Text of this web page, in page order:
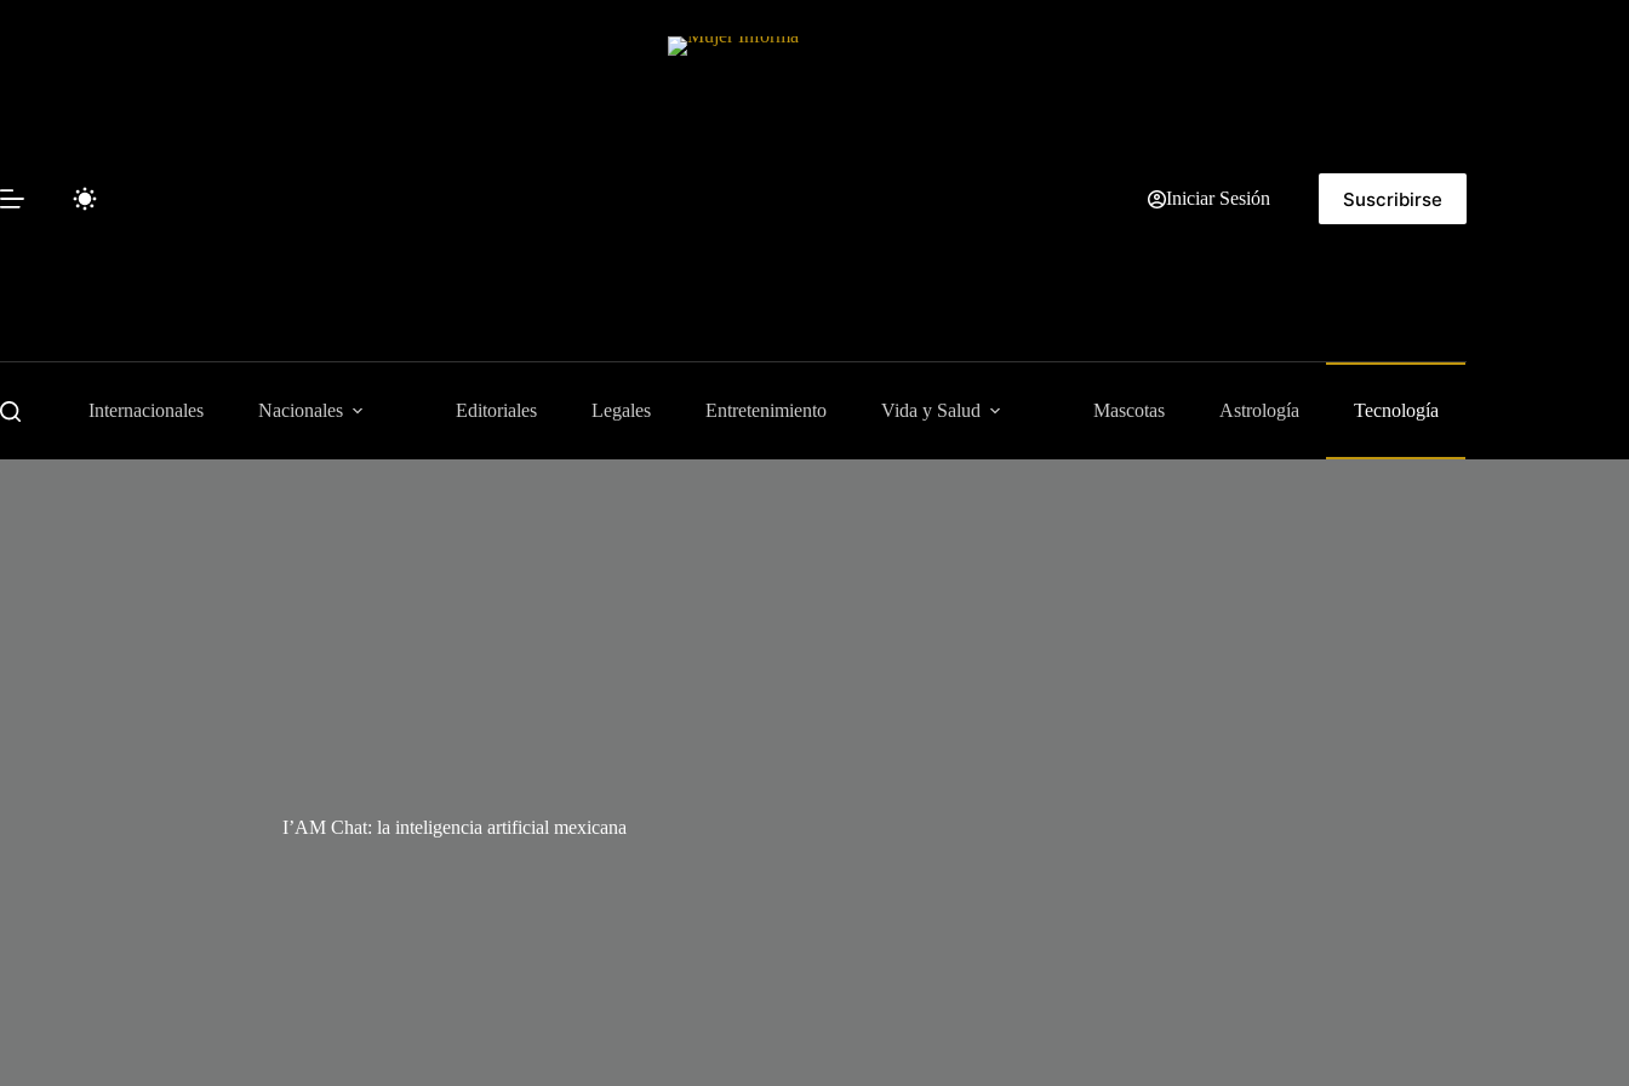
Iniciar Sesión Suscribirse
Internacionales Nacionales Editoriales Legales Entretenimiento Vida y Salud Mascotas Astrología Tecnología
I’AM Chat: la inteligencia artificial mexicana